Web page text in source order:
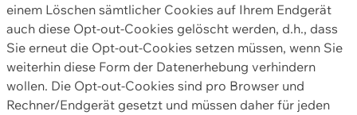
einem Löschen sämtlicher Cookies auf Ihrem Endgerät
auch diese Opt-out-Cookies gelöscht werden, d.h., dass
Sie erneut die Opt-out-Cookies setzen müssen, wenn Sie
weiterhin diese Form der Datenerhebung verhindern
wollen. Die Opt-out-Cookies sind pro Browser und
Rechner/Endgerät gesetzt und müssen daher für jeden